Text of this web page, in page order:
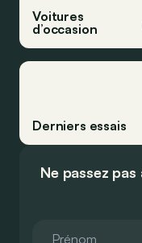
Voitures
d’occasion
Derniers essais
Ne passez